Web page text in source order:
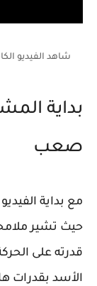
شاهد الفيديو
بداية
صعب
مع بداية
حيث تشير
قدرته على
الأسد بقدرات